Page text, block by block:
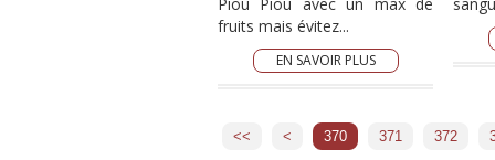
fruits mais évitez...
EN SAVOIR PLUS
<< < 300
310
320
330
340
350
360
370 371 372